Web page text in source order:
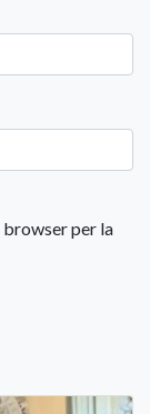
browser per la